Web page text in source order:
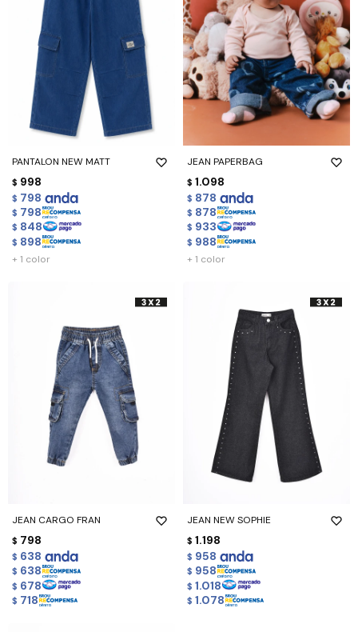
PANTALON NEW MATT
$ 998
$ 798
$ 798
$ 848
$ 898
+ 1 color
JEAN PAPERBAG
$ 1.098
$ 878
$ 878
$ 933
$ 988
+ 1 color
JEAN CARGO FRAN
$ 798
$ 638
$ 638
$ 678
$ 718
JEAN NEW SOPHIE
$ 1.198
$ 958
$ 958
$ 1.018
$ 1.078